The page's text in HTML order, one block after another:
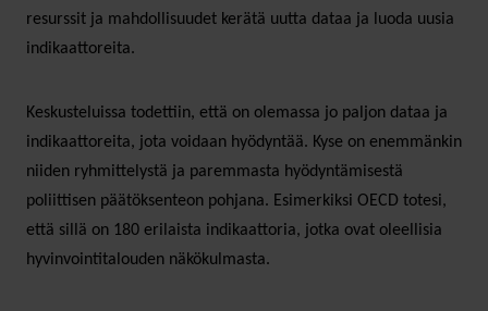
resurssit ja mahdollisuudet kerätä uutta dataa ja luoda uusia
indikaattoreita.
Keskusteluissa todettiin, että on olemassa jo paljon dataa ja
indikaattoreita, jota voidaan hyödyntää. Kyse on enemmänkin
niiden ryhmittelystä ja paremmasta hyödyntämisestä
poliittisen päätöksenteon pohjana. Esimerkiksi OECD totesi,
että sillä on 180 erilaista indikaattoria, jotka ovat oleellisia
hyvinvointitalouden näkökulmasta.